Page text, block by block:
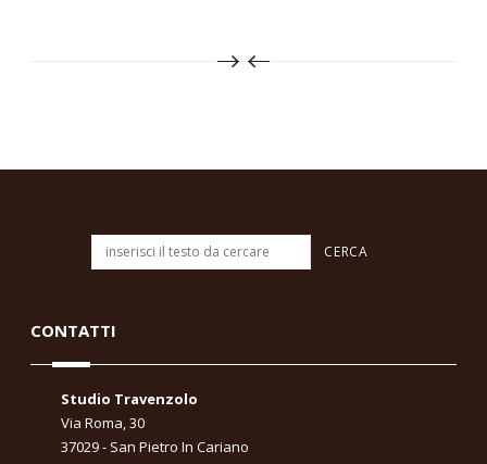
CONTATTI
Studio Travenzolo
Via Roma, 30
37029 - San Pietro In Cariano